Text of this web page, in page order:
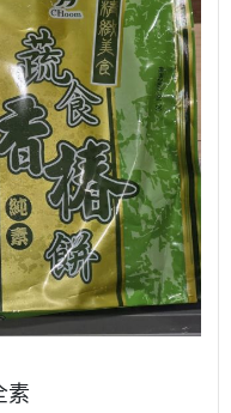
素